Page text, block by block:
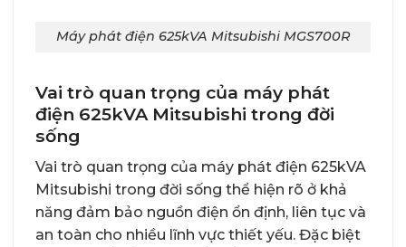
Máy phát điện 625kVA Mitsubishi MGS700R
Vai trò quan trọng của máy phát
điện 625kVA Mitsubishi trong đời
sống
Vai trò quan trọng của máy phát điện 625kVA
Mitsubishi trong đời sống thể hiện rõ ở khả
năng đảm bảo nguồn điện ổn định, liên tục và
an toàn cho nhiều lĩnh vực thiết yếu. Đặc biệt